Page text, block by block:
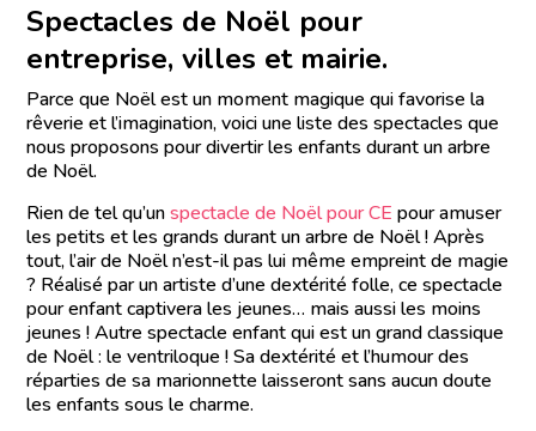
Spectacles de Noël pour
entreprise, villes et mairie.
Parce que Noël est un moment magique qui favorise la
rêverie et l’imagination, voici une liste des spectacles que
nous proposons pour divertir les enfants durant un arbre
de Noël.
Rien de tel qu’unspectacle de Noël pour CE pour amuser
les petits et les grands durant un arbre de Noël ! Après
tout, l’air de Noël n’est-il pas lui même empreint de magie
? Réalisé par un artiste d’une dextérité folle, ce spectacle
pour enfant captivera les jeunes… mais aussi les moins
jeunes ! Autre spectacle enfant qui est un grand classique
de Noël : le ventriloque ! Sa dextérité et l’humour des
réparties de sa marionnette laisseront sans aucun doute
les enfants sous le charme.